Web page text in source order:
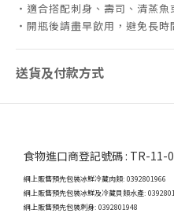
・適合搭配刺身、壽司、清蒸
・開瓶後請盡早飲用，避免長
送貨及付款方式
食物進口商登記號碼 : TR-11-
網上販售預先包裝冰鮮冷藏肉類: 0392801966
網上販售預先包裝冰鮮及冷藏貝類水產:
網上販售預先包裝刺身: 0392801948